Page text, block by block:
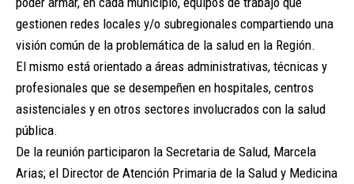
gestionen redes locales y/o subregionales compartiendo una
visión común de la problemática de la salud en la Región.
El mismo está orientado a áreas administrativas, técnicas y
profesionales que se desempeñen en hospitales, centros
asistenciales y en otros sectores involucrados con la salud
pública.
De la reunión participaron la Secretaria de Salud, Marcela
Arias; el Director de Atención Primaria de la Salud y Medicina